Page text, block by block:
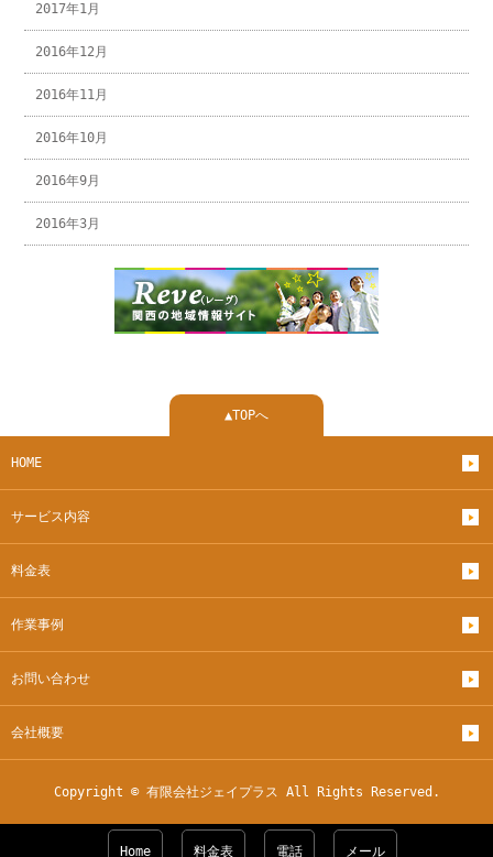
2017年1月
2016年12月
2016年11月
2016年10月
2016年9月
2016年3月
▲TOPへ
HOME
サービス内容
料金表
作業事例
お問い合わせ
会社概要
Copyright © 有限会社ジェイプラス All Rights Reserved.
Home 料金表 電話 メール